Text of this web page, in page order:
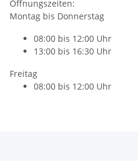
Öffnungszeiten:
Montag bis Donnerstag
08:00 bis 12:00 Uhr
13:00 bis 16:30 Uhr
Freitag
08:00 bis 12:00 Uhr